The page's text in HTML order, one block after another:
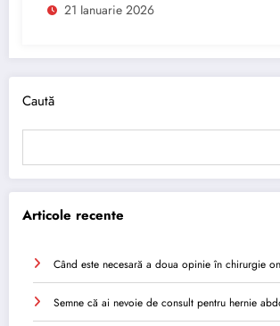
21 Ianuarie 2026
Caută
Articole recente
Când este necesară a doua opinie în chirurgie
Semne că ai nevoie de consult pentru hernie